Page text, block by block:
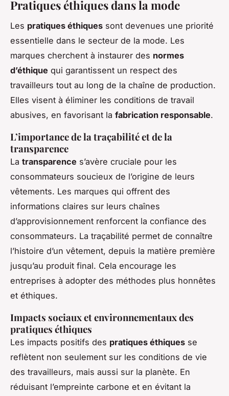
Pratiques éthiques dans la mode
Les pratiques éthiques sont devenues une priorité
essentielle dans le secteur de la mode. Les
marques cherchent à instaurer des normes
d’éthique qui garantissent un respect des
travailleurs tout au long de la chaîne de production.
Elles visent à éliminer les conditions de travail
abusives, en favorisant la fabrication responsable.
L’importance de la traçabilité et de la
transparence
La transparence s’avère cruciale pour les
consommateurs soucieux de l’origine de leurs
vêtements. Les marques qui offrent des
informations claires sur leurs chaînes
d’approvisionnement renforcent la confiance des
consommateurs. La traçabilité permet de connaître
l’histoire d’un vêtement, depuis la matière première
jusqu’au produit final. Cela encourage les
entreprises à adopter des méthodes plus honnêtes
et éthiques.
Impacts sociaux et environnementaux des
pratiques éthiques
Les impacts positifs des pratiques éthiques se
reflètent non seulement sur les conditions de vie
des travailleurs, mais aussi sur la planète. En
réduisant l’empreinte carbone et en évitant la